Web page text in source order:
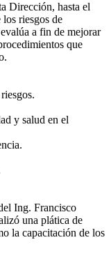
Dirección, hasta el
riesgos de
a fin de mejorar
que
y salud en el
Ing. Francisco
una plática de
la capacitación de los